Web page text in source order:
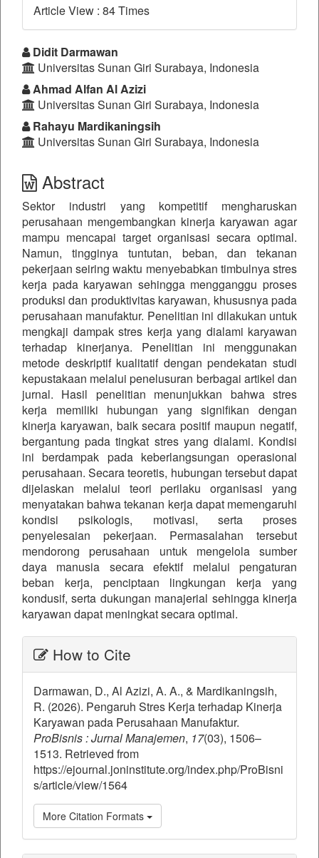
Article View : 84 Times
Didit Darmawan
Universitas Sunan Giri Surabaya, Indonesia
Ahmad Alfan Al Azizi
Universitas Sunan Giri Surabaya, Indonesia
Rahayu Mardikaningsih
Universitas Sunan Giri Surabaya, Indonesia
Abstract
Sektor industri yang kompetitif mengharuskan
perusahaan mengembangkan kinerja karyawan agar
mampu mencapai target organisasi secara optimal.
Namun, tingginya tuntutan, beban, dan tekanan
pekerjaan seiring waktu menyebabkan timbulnya stres
kerja pada karyawan sehingga mengganggu proses
produksi dan produktivitas karyawan, khususnya pada
perusahaan manufaktur. Penelitian ini dilakukan untuk
mengkaji dampak stres kerja yang dialami karyawan
terhadap kinerjanya. Penelitian ini menggunakan
metode deskriptif kualitatif dengan pendekatan studi
kepustakaan melalui penelusuran berbagai artikel dan
jurnal. Hasil penelitian menunjukkan bahwa stres
kerja memiliki hubungan yang signifikan dengan
kinerja karyawan, baik secara positif maupun negatif,
bergantung pada tingkat stres yang dialami. Kondisi
ini berdampak pada keberlangsungan operasional
perusahaan. Secara teoretis, hubungan tersebut dapat
dijelaskan melalui teori perilaku organisasi yang
menyatakan bahwa tekanan kerja dapat memengaruhi
kondisi psikologis, motivasi, serta proses
penyelesaian pekerjaan. Permasalahan tersebut
mendorong perusahaan untuk mengelola sumber
daya manusia secara efektif melalui pengaturan
beban kerja, penciptaan lingkungan kerja yang
kondusif, serta dukungan manajerial sehingga kinerja
karyawan dapat meningkat secara optimal.
How to Cite
Darmawan, D., Al Azizi, A. A., & Mardikaningsih,
R. (2026). Pengaruh Stres Kerja terhadap Kinerja
Karyawan pada Perusahaan Manufaktur.
ProBisnis : Jurnal Manajemen, 17(03), 1506–
1513. Retrieved from
https://ejournal.joninstitute.org/index.php/ProBisni
s/article/view/1564
More Citation Formats